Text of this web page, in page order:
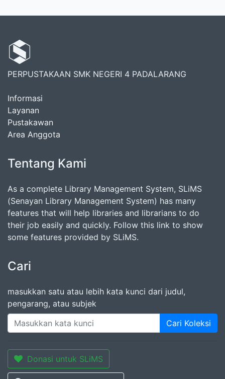
PERPUSTAKAAN SMK NEGERI 4 PADALARANG
Informasi
Layanan
Pustakawan
Area Anggota
Tentang Kami
As a complete Library Management System, SLiMS
(Senayan Library Management System) has many
features that will help libraries and librarians to do
their job easily and quickly. Follow this link to show
some features provided by SLiMS.
Cari
masukkan satu atau lebih kata kunci dari judul,
pengarang, atau subjek
Cari Koleksi
Donasi untuk SLiMS